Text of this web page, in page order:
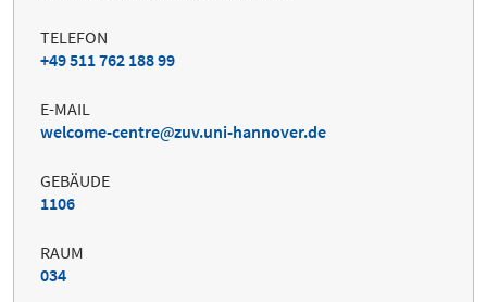
TELEFON
+49 511 762 188 99
E-MAIL
welcome-centre
zuv.uni-hannover.de
GEBÄUDE
1106
RAUM
034